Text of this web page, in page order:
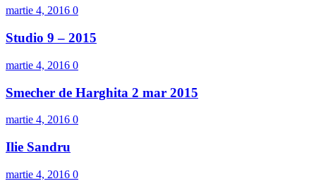
martie 4, 2016 0
Studio 9 – 2015
martie 4, 2016 0
Smecher de Harghita 2 mar 2015
martie 4, 2016 0
Ilie Sandru
martie 4, 2016 0